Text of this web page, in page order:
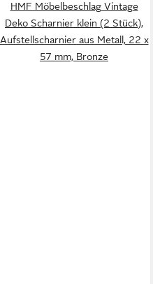
HMF Möbelbeschlag Vintage
Deko Scharnier klein (2 Stück),
Aufstellscharnier aus Metall, 22 x
57 mm, Bronze